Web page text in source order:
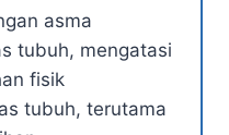
asma
tubuh, mengatasi
fisik
tubuh, terutama